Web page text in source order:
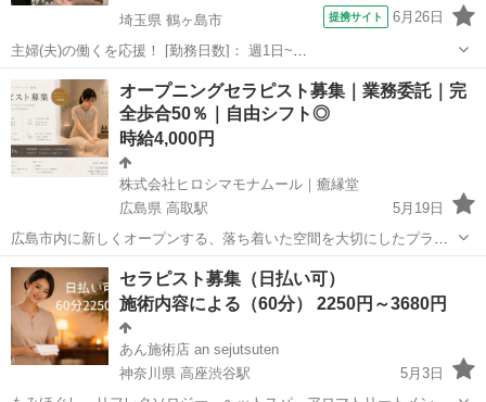
埼玉県 鶴ヶ島市
提携サイト 6月26日
主婦(夫)の働くを応援！ [勤務日数]： 週1日~
10:00~15:00/13:00~16:00/15:00~20:00/10:00~19:00/19:00~23:00 月/
火/水/木/金/土/日 などから選べます [...
鶴ヶ島市 セラピスト
オープニングセラピスト募集｜業務委託｜完
全歩合50％｜自由シフト◎
時給4,000円
株式会社ヒロシマモナムール｜癒縁堂
広島県 高取駅
5月19日
広島市内に新しくオープンする、落ち着いた空間を大切にしたプライ
ベートサロンにて、オープニングセラピストを募集しております。 少
人数・完全予約制のため、お客様一人ひとりと丁寧に向き合える環境
です。無駄な待機時間なし、人間...
広島 広島市 高取駅 セラピスト オープニング
セラピスト募集（日払い可）
施術内容による（60分） 2250円～3680円
あん施術店 an sejutsuten
神奈川県 高座渋谷駅
5月3日